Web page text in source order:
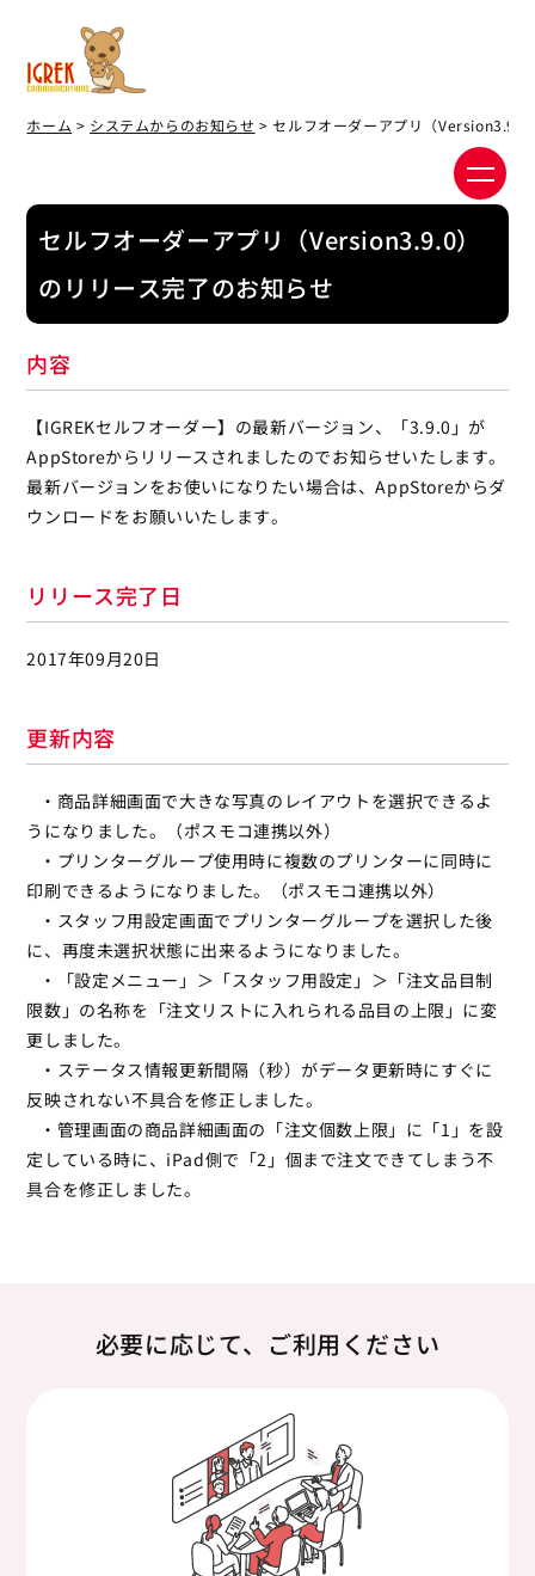
ホーム > システムからのお知らせ > セルフオーダーアプリ（Version3.9.0
セルフオーダーアプリ（Version3.9.0）
のリリース完了のお知らせ
内容
【IGREKセルフオーダー】の最新バージョン、「3.9.0」が
AppStoreからリリースされましたのでお知らせいたします。
最新バージョンをお使いになりたい場合は、AppStoreからダ
ウンロードをお願いいたします。
リリース完了日
2017年09月20日
更新内容
・商品詳細画面で大きな写真のレイアウトを選択できるよ
うになりました。（ポスモコ連携以外）
・プリンターグループ使用時に複数のプリンターに同時に
印刷できるようになりました。（ポスモコ連携以外）
・スタッフ用設定画面でプリンターグループを選択した後
に、再度未選択状態に出来るようになりました。
・「設定メニュー」＞「スタッフ用設定」＞「注文品目制
限数」の名称を「注文リストに入れられる品目の上限」に変
更しました。
・ステータス情報更新間隔（秒）がデータ更新時にすぐに
反映されない不具合を修正しました。
・管理画面の商品詳細画面の「注文個数上限」に「1」を設
定している時に、iPad側で「2」個まで注文できてしまう不
具合を修正しました。
必要に応じて、ご利用ください